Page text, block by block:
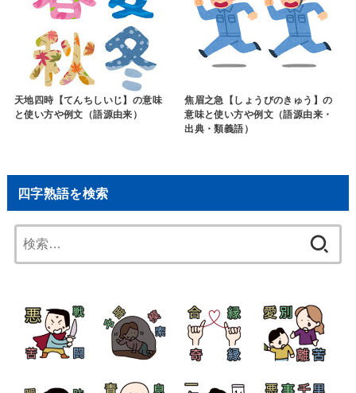
天地四時【てんちしいじ】の意味
と使い方や例文（語源由来）
焦眉之急【しょうびのきゅう】の
意味と使い方や例文（語源由来・
出典・類義語）
四字熟語を検索
索: